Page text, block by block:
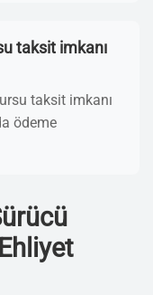
taksit imkanı
taksit imkanı
ödeme